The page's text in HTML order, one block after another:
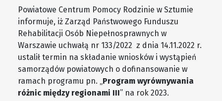
Powiatowe Centrum Pomocy Rodzinie w Sztumie
informuje, iż Zarząd Państwowego Funduszu
Rehabilitacji Osób Niepełnosprawnych w
Warszawie uchwałą nr 133/2022 z dnia 14.11.2022 r.
ustalił termin na składanie wniosków i wystąpień
samorządów powiatowych o dofinansowanie w
ramach programu pn. „Program wyrównywania
różnic między regionami III” na rok 2023.